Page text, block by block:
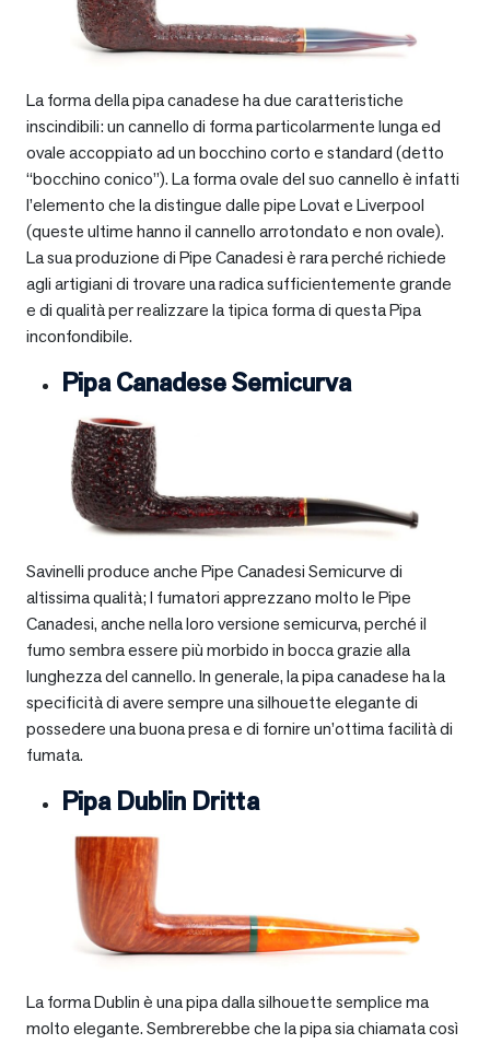
La forma della pipa canadese ha due caratteristiche
inscindibili: un cannello di forma particolarmente lunga ed
ovale accoppiato ad un bocchino corto e standard (detto
“bocchino conico”). La forma ovale del suo cannello è infatti
l’elemento che la distingue dalle pipe Lovat e Liverpool
(queste ultime hanno il cannello arrotondato e non ovale).
La sua produzione di Pipe Canadesi è rara perché richiede
agli artigiani di trovare una radica sufficientemente grande
e di qualità per realizzare la tipica forma di questa Pipa
inconfondibile.
Pipa Canadese Semicurva
Savinelli produce anche Pipe Canadesi Semicurve di
altissima qualità; I fumatori apprezzano molto le Pipe
Canadesi, anche nella loro versione semicurva, perché il
fumo sembra essere più morbido in bocca grazie alla
lunghezza del cannello. In generale, la pipa canadese ha la
specificità di avere sempre una silhouette elegante di
possedere una buona presa e di fornire un’ottima facilità di
fumata.
Pipa Dublin Dritta
La forma Dublin è una pipa dalla silhouette semplice ma
molto elegante. Sembrerebbe che la pipa sia chiamata così